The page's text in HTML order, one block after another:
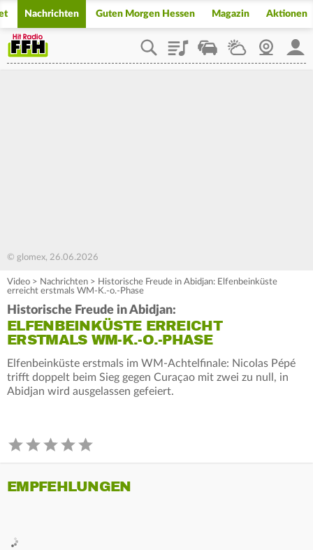
Nachrichten Guten Morgen Hessen Magazin Aktionen
PlaylistStaupilotWetterWebcam
© glomex, 26.06.2026
Video > Nachrichten > Historische Freude in Abidjan: Elfenbeinküste
erreicht erstmals WM-K.-o.-Phase
Historische Freude in Abidjan:
ELFENBEINKÜSTE ERREICHT
ERSTMALS WM-K.-O.-PHASE
Elfenbeinküste erstmals im WM-Achtelfinale: Nicolas Pépé
trifft doppelt beim Sieg gegen Curaçao mit zwei zu null, in
Abidjan wird ausgelassen gefeiert.
EMPFEHLUNGEN